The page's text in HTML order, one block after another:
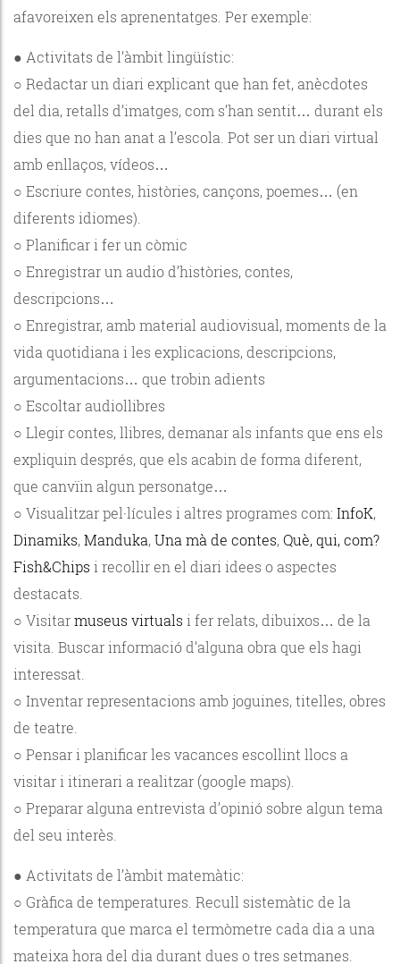
afavoreixen els aprenentatges. Per exemple:
● Activitats de l’àmbit lingüístic:
○ Redactar un diari explicant que han fet, anècdotes
del dia, retalls d’imatges, com s’han sentit… durant els
dies que no han anat a l’escola. Pot ser un diari virtual
amb enllaços, vídeos…
○ Escriure contes, històries, cançons, poemes… (en
diferents idiomes).
○ Planificar i fer un còmic
○ Enregistrar un audio d’històries, contes,
descripcions…
○ Enregistrar, amb material audiovisual, moments de la
vida quotidiana i les explicacions, descripcions,
argumentacions… que trobin adients
○ Escoltar audiollibres
○ Llegir contes, llibres, demanar als infants que ens els
expliquin després, que els acabin de forma diferent,
que canvïin algun personatge…
○ Visualitzar pel·lícules i altres programes com: InfoK,
Dinamiks, Manduka, Una mà de contes, Què, qui, com?
Fish&Chips i recollir en el diari idees o aspectes
destacats.
○ Visitarmuseus virtuals i fer relats, dibuixos… de la
visita. Buscar informació d’alguna obra que els hagi
interessat.
○ Inventar representacions amb joguines, titelles, obres
de teatre.
○ Pensar i planificar les vacances escollint llocs a
visitar i itinerari a realitzar (google maps).
○ Preparar alguna entrevista d’opinió sobre algun tema
del seu interès.
● Activitats de l’àmbit matemàtic:
○ Gràfica de temperatures. Recull sistemàtic de la
temperatura que marca el termòmetre cada dia a una
mateixa hora del dia durant dues o tres setmanes.